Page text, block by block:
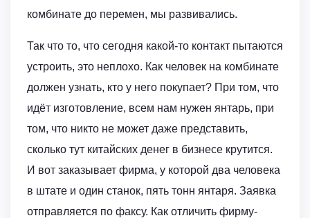
комбинате до перемен, мы развивались.
Так что то, что сегодня какой-то контакт пытаются
устроить, это неплохо. Как человек на комбинате
должен узнать, кто у него покупает? При том, что
идёт изготовление, всем нам нужен янтарь, при
том, что никто не может даже представить,
сколько тут китайских денег в бизнесе крутится.
И вот заказывает фирма, у которой два человека
в штате и один станок, пять тонн янтаря. Заявка
отправляется по факсу. Как отличить фирму-